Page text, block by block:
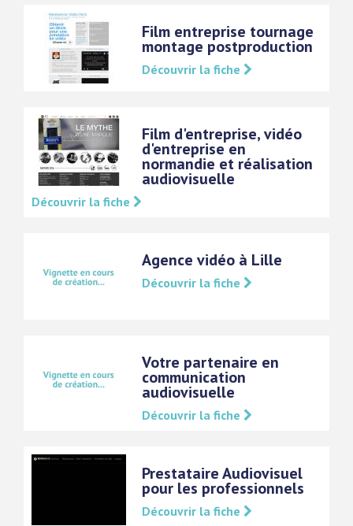
Film entreprise tournage
montage postproduction
Découvrir la fiche
Film d'entreprise, vidéo
d'entreprise en
normandie et réalisation
audiovisuelle
Découvrir la fiche
Agence vidéo à Lille
Découvrir la fiche
Votre partenaire en
communication
audiovisuelle
Découvrir la fiche
Prestataire Audiovisuel
pour les professionnels
Découvrir la fiche